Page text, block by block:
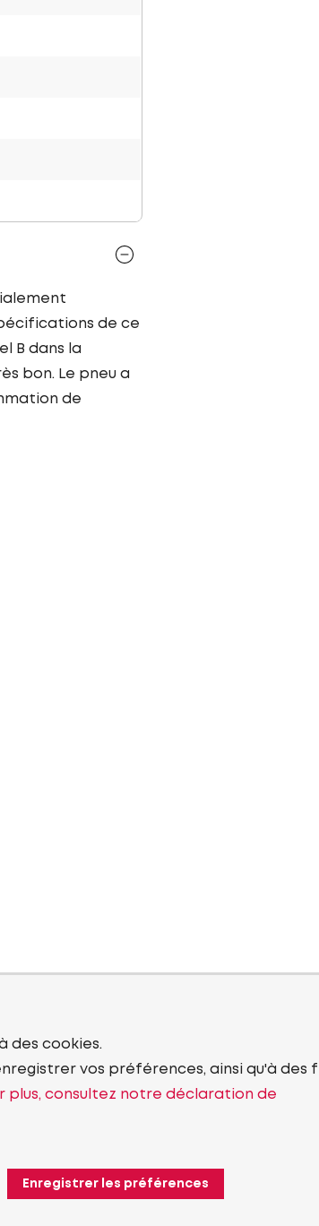
de ce
B dans la
bon. Le pneu a
de
des cookies.
vos préférences, ainsi qu'à des
plus, consultez notre déclaration de
Enregistrer les préférences